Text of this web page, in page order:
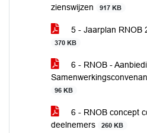
zienswijzen
917 KB
5 - Jaarplan RNOB
370 KB
6 - RNOB -
96 KB
6 - RNOB concept
deelnemers
260 KB